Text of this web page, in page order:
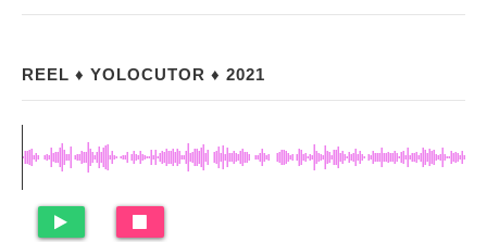
REEL ♦ YOLOCUTOR ♦ 2021